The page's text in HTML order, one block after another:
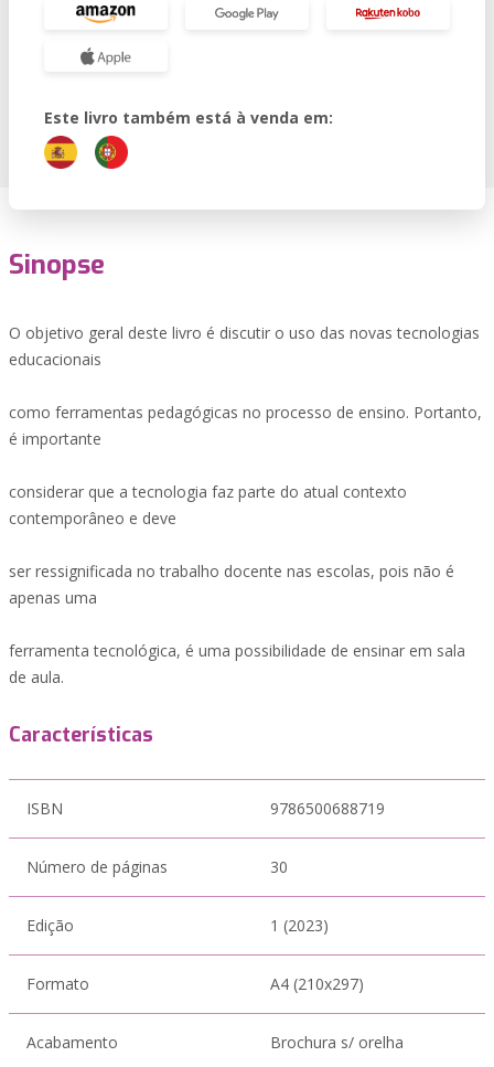
Este livro também está à venda em:
Sinopse
O objetivo geral deste livro é discutir o uso das novas tecnologias
educacionais
como ferramentas pedagógicas no processo de ensino. Portanto,
é importante
considerar que a tecnologia faz parte do atual contexto
contemporâneo e deve
ser ressignificada no trabalho docente nas escolas, pois não é
apenas uma
ferramenta tecnológica, é uma possibilidade de ensinar em sala
de aula.
Características
ISBN 9786500688719
Número de páginas 30
Edição 1 (2023)
Formato A4 (210x297)
Acabamento Brochura s/ orelha